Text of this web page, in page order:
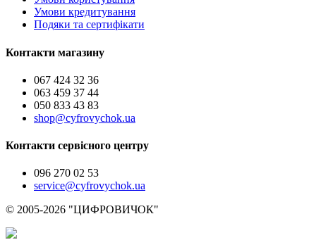
Умови кредитування
Подяки та сертифікати
Контакти магазину
067 424 32 36
063 459 37 44
050 833 43 83
shop@cyfrovychok.ua
Контакти сервісного центру
096 270 02 53
service@cyfrovychok.ua
© 2005-2026 "ЦИФРОВИЧОК"